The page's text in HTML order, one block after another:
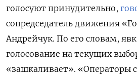
голосуют принудительно,
сопредседатель движения
Андрейчук. По его словам,
голосование на текущих
«зашкаливает». «Операторы